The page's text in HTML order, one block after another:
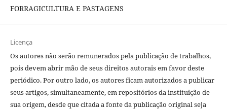
FORRAGICULTURA E PASTAGENS
Licença
Os autores não serão remunerados pela publicação de trabalhos,
pois devem abrir mão de seus direitos autorais em favor deste
periódico. Por outro lado, os autores ficam autorizados a publicar
seus artigos, simultaneamente, em repositórios da instituição de
sua origem, desde que citada a fonte da publicação original seja